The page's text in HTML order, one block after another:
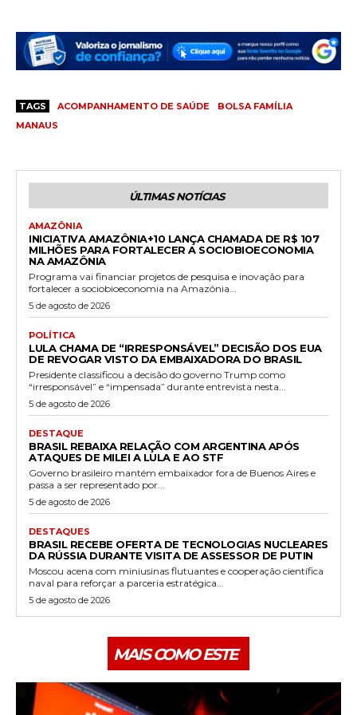
TAGS ACOMPANHAMENTO DE SAÚDE
BOLSA FAMÍLIA
MANAUS
ÚLTIMAS NOTÍCIAS
AMAZÔNIA
INICIATIVA AMAZÔNIA+10 LANÇA CHAMADA DE R$ 107
MILHÕES PARA FORTALECER A SOCIOBIOECONOMIA
NA AMAZÔNIA
Programa vai financiar projetos de pesquisa e inovação para
fortalecer a sociobioeconomia na Amazônia...
5 de agosto de 2026
POLÍTICA
LULA CHAMA DE “IRRESPONSÁVEL” DECISÃO DOS EUA
DE REVOGAR VISTO DA EMBAIXADORA DO BRASIL
Presidente classificou a decisão do governo Trump como
“irresponsável” e “impensada” durante entrevista nesta...
5 de agosto de 2026
DESTAQUE
BRASIL REBAIXA RELAÇÃO COM ARGENTINA APÓS
ATAQUES DE MILEI A LULA E AO STF
Governo brasileiro mantém embaixador fora de Buenos Aires e
passa a ser representado por...
5 de agosto de 2026
DESTAQUES
BRASIL RECEBE OFERTA DE TECNOLOGIAS NUCLEARES
DA RÚSSIA DURANTE VISITA DE ASSESSOR DE PUTIN
Moscou acena com miniusinas flutuantes e cooperação científica
naval para reforçar a parceria estratégica...
5 de agosto de 2026
MAIS COMO ESTE